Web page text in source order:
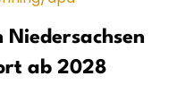
Niedersachsen
ab 2028